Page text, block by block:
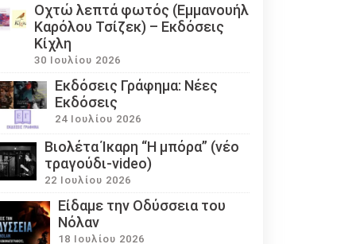
Οχτώ λεπτά φωτός (Εμμανουήλ
Καρόλου Τσίζεκ) – Εκδόσεις
Κίχλη
30 Ιουλίου 2026
Εκδόσεις Γράφημα: Νέες
Εκδόσεις
24 Ιουλίου 2026
Βιολέτα Ίκαρη “Η μπόρα” (νέο
τραγούδι-video)
22 Ιουλίου 2026
Eίδαμε την Οδύσσεια του
Νόλαν
18 Ιουλίου 2026